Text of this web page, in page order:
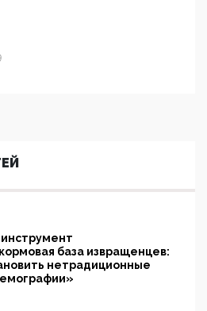
база извращенцев:
нетрадиционные